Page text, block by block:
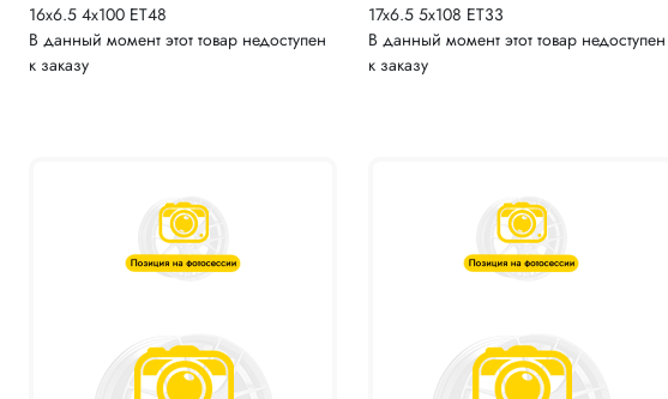
16x6.5 4x100 ET48
В данный момент этот товар недоступен
к заказу
17x6.5 5x108 ET33
В данный момент этот товар недоступен
к заказу